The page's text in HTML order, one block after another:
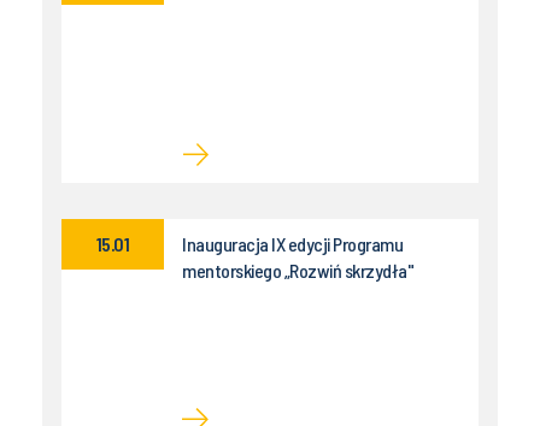
Inauguracja IX edycji Programu
mentorskiego „Rozwiń skrzydła"
15.01